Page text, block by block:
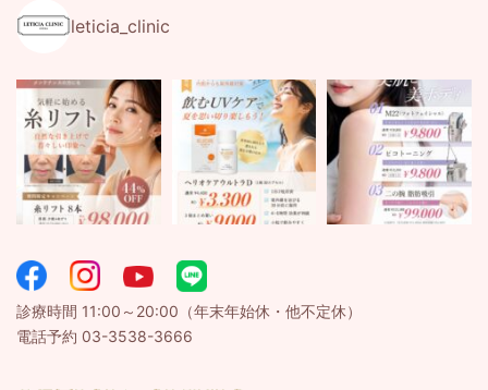
leticia_clinic
診療時間 11:00～20:00（年末年始休・他不定休）
電話予約 03-3538-3666